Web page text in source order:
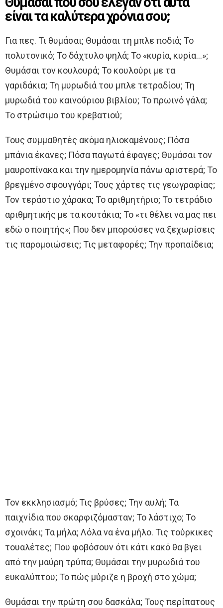
είναι τα καλύτερα χρόνια σου;
Για πες. Τι θυμάσαι; Θυμάσαι τη μπλε ποδιά; Το
πολυτονικό; Το δάχτυλο ψηλά; Το «κυρία, κυρία…»;
Θυμάσαι τον κουλουρά; Το κουλούρι με τα
γαριδάκια; Τη μυρωδιά του μπλε τετραδίου; Τη
μυρωδιά του καινούριου βιβλίου; Το πρωινό γάλα;
Το στρώσιμο του κρεβατιού;
Τους συμμαθητές ακόμα ηλιοκαμένους; Πόσα
μπάνια έκανες; Πόσα παγωτά έφαγες; Θυμάσαι τον
μαυροπίνακα και την ημερομηνία πάνω αριστερά; Το
βρεγμένο σφουγγάρι; Τους χάρτες τις γεωγραφίας;
Τον τεράστιο χάρακα; Το αριθμητήριο; Το τετράδιο
αριθμητικής με τα κουτάκια; Το «τι θέλει να μας πει
εδώ ο ποιητής»; Που δεν μπορούσες να ξεχωρίσεις
τις παρομοιώσεις; Τις μεταφορές; Την προπαίδεια;
Τον εκκλησιασμό; Τις βρύσες; Την αυλή; Τα
παιχνίδια που σκαρφιζόμασταν; Το λάστιχο; Το
σχοινάκι; Τα μήλα; Λόλα να ένα μήλο. Τις τούρκικες
τουαλέτες; Που φοβόσουν ότι κάτι κακό θα βγει
από την μαύρη τρύπα; Θυμάσαι την μυρωδιά του
ευκαλύπτου; Το πώς μύριζε η βροχή στο χώμα;
Θυμάσαι την πρώτη σου δασκάλα; Τους περίπατους